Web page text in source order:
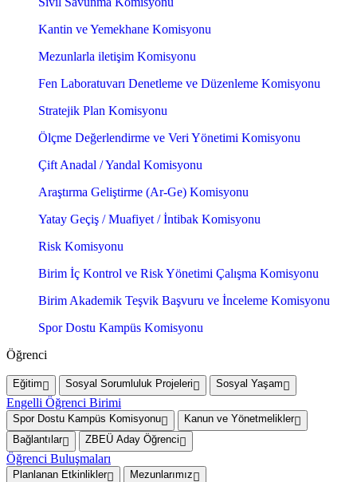
Kantin ve Yemekhane Komisyonu
Mezunlarla iletişim Komisyonu
Fen Laboratuvarı Denetleme ve Düzenleme Komisyonu
Stratejik Plan Komisyonu
Ölçme Değerlendirme ve Veri Yönetimi Komisyonu
Çift Anadal / Yandal Komisyonu
Araştırma Geliştirme (Ar-Ge) Komisyonu
Yatay Geçiş / Muafiyet / İntibak Komisyonu
Risk Komisyonu
Birim İç Kontrol ve Risk Yönetimi Çalışma Komisyonu
Birim Akademik Teşvik Başvuru ve İnceleme Komisyonu
Spor Dostu Kampüs Komisyonu
Öğrenci
Eğitim Sosyal Sorumluluk Projeleri Sosyal Yaşam
Engelli Öğrenci Birimi
Spor Dostu Kampüs Komisyonu
Kanun ve Yönetmelikler
Bağlantılar
ZBEÜ Aday Öğrenci
Öğrenci Buluşmaları
Planlanan Etkinlikler
Mezunlarımız